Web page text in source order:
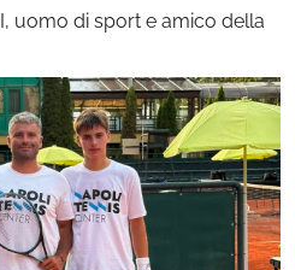
uomo di sport e amico della